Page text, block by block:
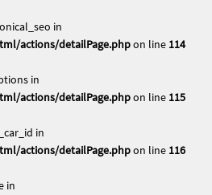
in
actions/detailPage.phpon line 114
in
actions/detailPage.phpon line 115
in
actions/detailPage.phpon line 116
in